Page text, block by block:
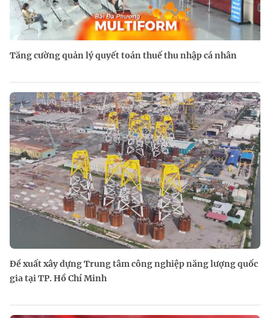
Tăng cường quản lý quyết toán thuế thu nhập cá nhân
Đề xuất xây dựng Trung tâm công nghiệp năng lượng quốc
gia tại TP. Hồ Chí Minh